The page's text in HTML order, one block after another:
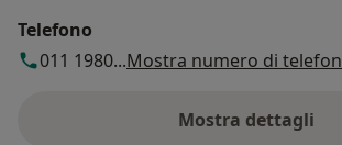
Telefono
011 1980...Mostra numero di
Mostra dettagli